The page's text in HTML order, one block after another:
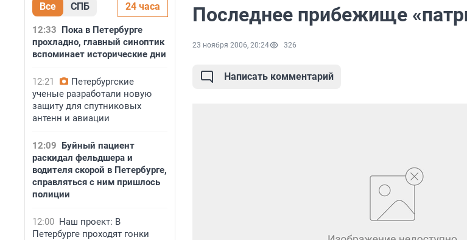
Все СПБ 24 часа
12:33 Пока в Петербурге
прохладно, главный синоптик
вспоминает исторические дни
12:21
Петербургские
ученые разработали новую
защиту для спутниковых
антенн и авиации
12:09 Буйный пациент
раскидал фельдшера и
водителя скорой в Петербурге,
справляться с ним пришлось
полиции
12:00 Наш проект: В
Петербурге проходят гонки
Последнее прибежище
23 ноября 2006, 20:24 326
Написать комментарий